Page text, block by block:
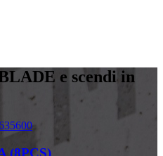
e scendi in
(8PCS)